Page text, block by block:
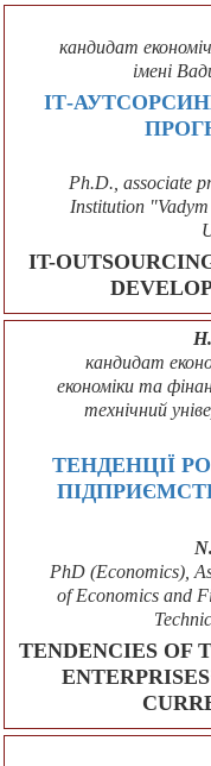
кандидат
імені
ІТ-
Ph.D., associate
Institution
IT-
кандидат
економіки та
технічний
ТЕНДЕНЦІЇ
PhD (Economics),
of Economics and
TENDENCIES OF